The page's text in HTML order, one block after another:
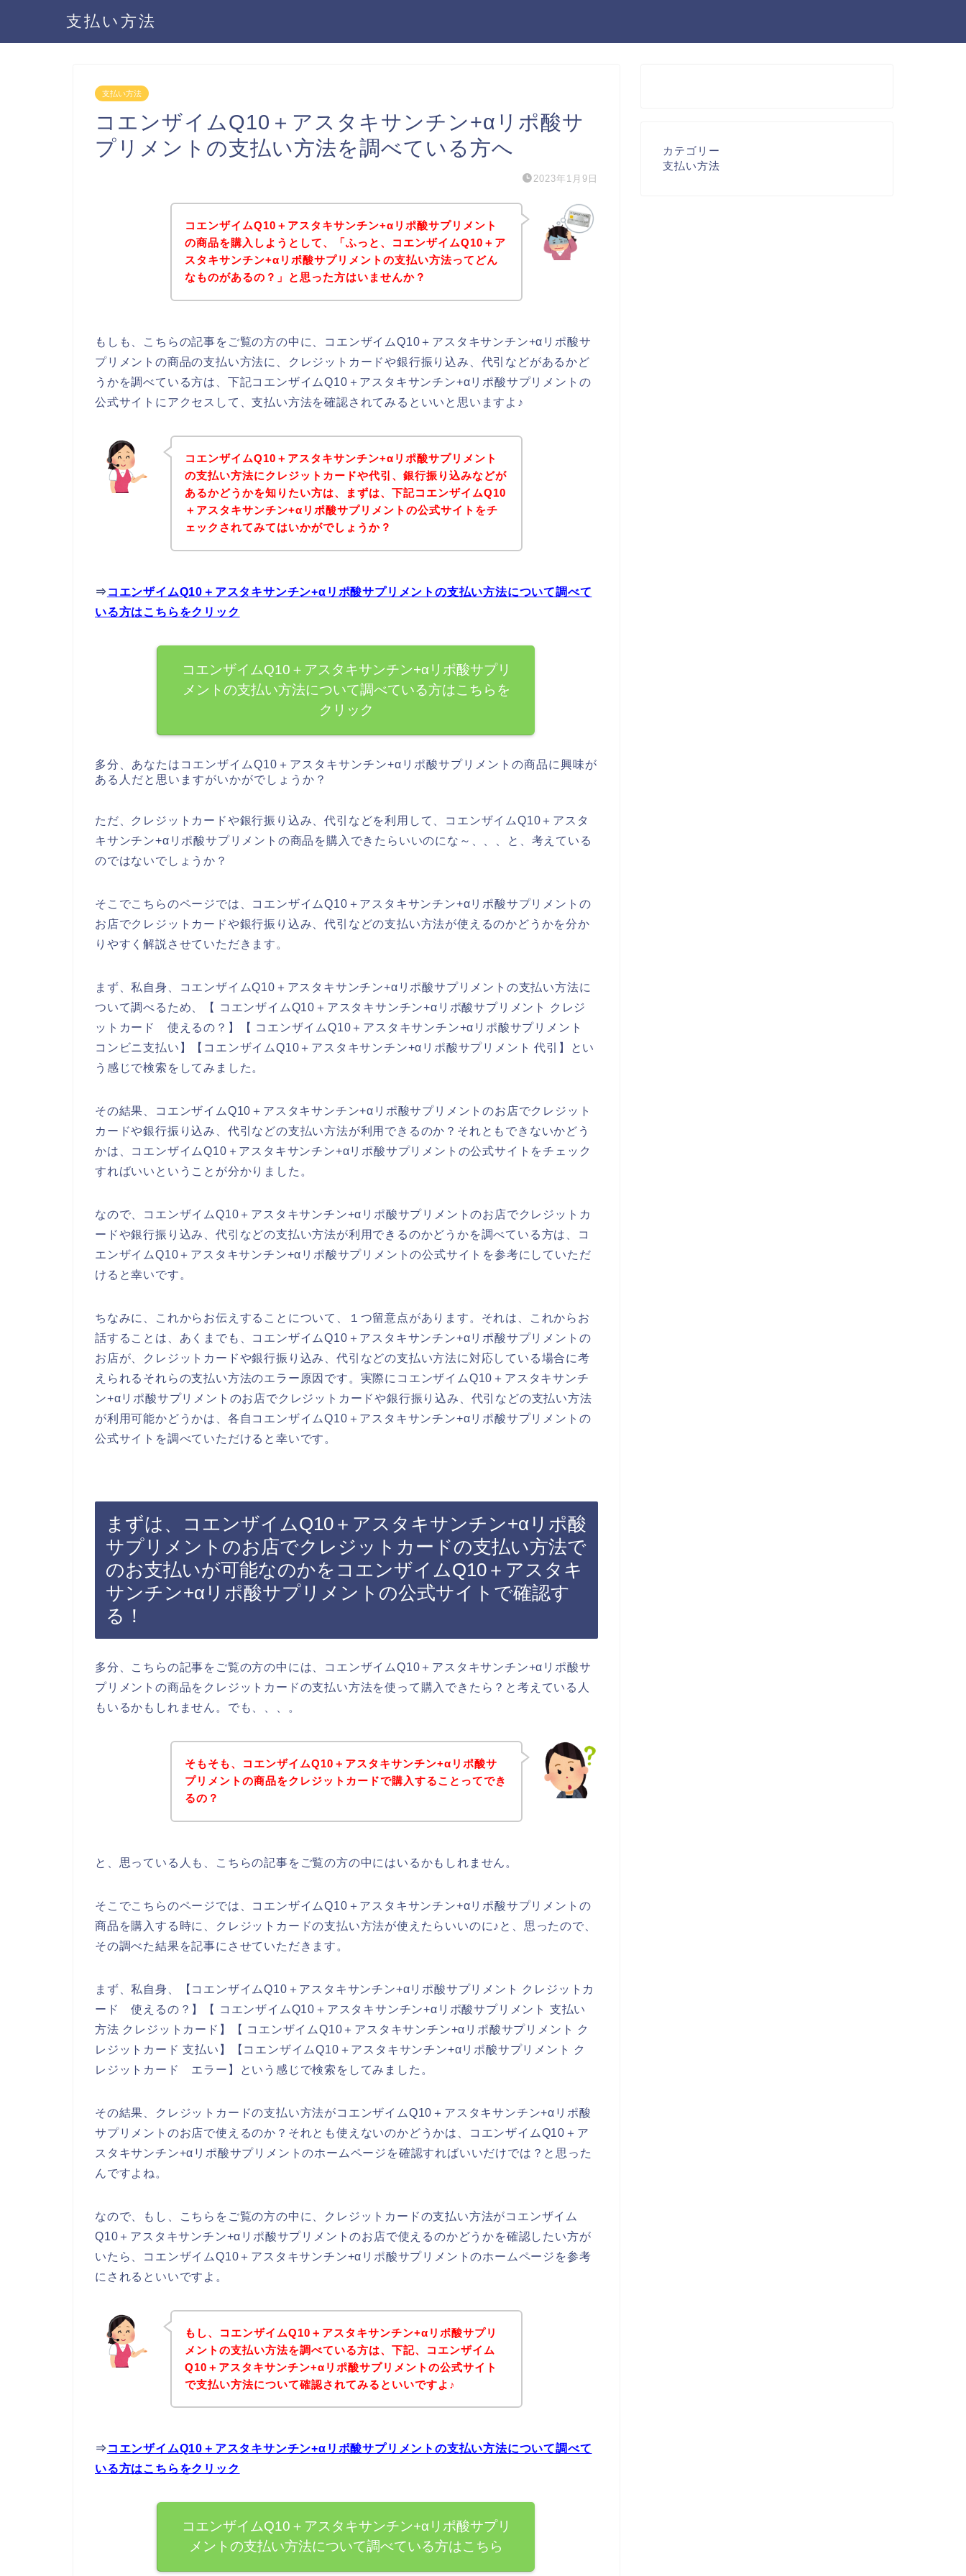
支払い方法
支払い方法
コエンザイムQ10＋アスタキサンチン+αリポ酸サ
プリメントの支払い方法を調べている方へ
2023年1月9日
コエンザイムQ10＋アスタキサンチン+αリポ酸サプリメント
の商品を購入しようとして、「ふっと、コエンザイムQ10＋ア
スタキサンチン+αリポ酸サプリメントの支払い方法ってどん
なものがあるの？」と思った方はいませんか？
もしも、こちらの記事をご覧の方の中に、コエンザイムQ10＋アスタキサンチン+αリポ酸サ
プリメントの商品の支払い方法に、クレジットカードや銀行振り込み、代引などがあるかど
うかを調べている方は、下記コエンザイムQ10＋アスタキサンチン+αリポ酸サプリメントの
公式サイトにアクセスして、支払い方法を確認されてみるといいと思いますよ♪
コエンザイムQ10＋アスタキサンチン+αリポ酸サプリメント
の支払い方法にクレジットカードや代引、銀行振り込みなどが
あるかどうかを知りたい方は、まずは、下記コエンザイムQ10
＋アスタキサンチン+αリポ酸サプリメントの公式サイトをチ
ェックされてみてはいかがでしょうか？
⇒ コエンザイムQ10＋アスタキサンチン+αリポ酸サプリメントの支払い方法について調べて
いる方はこちらをクリック
コエンザイムQ10＋アスタキサンチン+αリポ酸サプリ
メントの支払い方法について調べている方はこちらを
クリック
多分、あなたはコエンザイムQ10＋アスタキサンチン+αリポ酸サプリメントの商品に興味が
ある人だと思いますがいかがでしょうか？
ただ、クレジットカードや銀行振り込み、代引などを利用して、コエンザイムQ10＋アスタ
キサンチン+αリポ酸サプリメントの商品を購入できたらいいのにな～、、、と、考えている
のではないでしょうか？
そこでこちらのページでは、コエンザイムQ10＋アスタキサンチン+αリポ酸サプリメントの
お店でクレジットカードや銀行振り込み、代引などの支払い方法が使えるのかどうかを分か
りやすく解説させていただきます。
まず、私自身、コエンザイムQ10＋アスタキサンチン+αリポ酸サプリメントの支払い方法に
ついて調べるため、【 コエンザイムQ10＋アスタキサンチン+αリポ酸サプリメント クレジ
ットカード 使えるの？】【 コエンザイムQ10＋アスタキサンチン+αリポ酸サプリメント
コンビニ支払い】【コエンザイムQ10＋アスタキサンチン+αリポ酸サプリメント 代引】とい
う感じで検索をしてみました。
その結果、コエンザイムQ10＋アスタキサンチン+αリポ酸サプリメントのお店でクレジット
カードや銀行振り込み、代引などの支払い方法が利用できるのか？それともできないかどう
かは、コエンザイムQ10＋アスタキサンチン+αリポ酸サプリメントの公式サイトをチェック
すればいいということが分かりました。
なので、コエンザイムQ10＋アスタキサンチン+αリポ酸サプリメントのお店でクレジットカ
ードや銀行振り込み、代引などの支払い方法が利用できるのかどうかを調べている方は、コ
エンザイムQ10＋アスタキサンチン+αリポ酸サプリメントの公式サイトを参考にしていただ
けると幸いです。
ちなみに、これからお伝えすることについて、１つ留意点があります。それは、これからお
話することは、あくまでも、コエンザイムQ10＋アスタキサンチン+αリポ酸サプリメントの
お店が、クレジットカードや銀行振り込み、代引などの支払い方法に対応している場合に考
えられるそれらの支払い方法のエラー原因です。実際にコエンザイムQ10＋アスタキサンチ
ン+αリポ酸サプリメントのお店でクレジットカードや銀行振り込み、代引などの支払い方法
が利用可能かどうかは、各自コエンザイムQ10＋アスタキサンチン+αリポ酸サプリメントの
公式サイトを調べていただけると幸いです。
まずは、コエンザイムQ10＋アスタキサンチン+αリポ酸
サプリメントのお店でクレジットカードの支払い方法で
のお支払いが可能なのかをコエンザイムQ10＋アスタキ
サンチン+αリポ酸サプリメントの公式サイトで確認す
る！
多分、こちらの記事をご覧の方の中には、コエンザイムQ10＋アスタキサンチン+αリポ酸サ
プリメントの商品をクレジットカードの支払い方法を使って購入できたら？と考えている人
もいるかもしれません。でも、、、。
そもそも、コエンザイムQ10＋アスタキサンチン+αリポ酸サ
プリメントの商品をクレジットカードで購入することってでき
るの？
と、思っている人も、こちらの記事をご覧の方の中にはいるかもしれません。
そこでこちらのページでは、コエンザイムQ10＋アスタキサンチン+αリポ酸サプリメントの
商品を購入する時に、クレジットカードの支払い方法が使えたらいいのに♪と、思ったので、
その調べた結果を記事にさせていただきます。
まず、私自身、【コエンザイムQ10＋アスタキサンチン+αリポ酸サプリメント クレジットカ
ード 使えるの？】【 コエンザイムQ10＋アスタキサンチン+αリポ酸サプリメント 支払い
方法 クレジットカード】【 コエンザイムQ10＋アスタキサンチン+αリポ酸サプリメント ク
レジットカード 支払い】【コエンザイムQ10＋アスタキサンチン+αリポ酸サプリメント ク
レジットカード エラー】という感じで検索をしてみました。
その結果、クレジットカードの支払い方法がコエンザイムQ10＋アスタキサンチン+αリポ酸
サプリメントのお店で使えるのか？それとも使えないのかどうかは、コエンザイムQ10＋ア
スタキサンチン+αリポ酸サプリメントのホームページを確認すればいいだけでは？と思った
んですよね。
なので、もし、こちらをご覧の方の中に、クレジットカードの支払い方法がコエンザイム
Q10＋アスタキサンチン+αリポ酸サプリメントのお店で使えるのかどうかを確認したい方が
いたら、コエンザイムQ10＋アスタキサンチン+αリポ酸サプリメントのホームページを参考
にされるといいですよ。
もし、コエンザイムQ10＋アスタキサンチン+αリポ酸サプリ
メントの支払い方法を調べている方は、下記、コエンザイム
Q10＋アスタキサンチン+αリポ酸サプリメントの公式サイト
で支払い方法について確認されてみるといいですよ♪
⇒ コエンザイムQ10＋アスタキサンチン+αリポ酸サプリメントの支払い方法について調べて
いる方はこちらをクリック
コエンザイムQ10＋アスタキサンチン+αリポ酸サプリ
メントの支払い方法について調べている方はこちら
カテゴリー
支払い方法